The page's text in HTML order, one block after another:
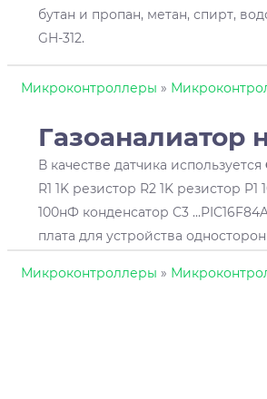
бутан и пропан, метан, спирт,
GH-312.
Микроконтроллеры »
Газоаналиатор
В качестве датчика используется
R1 1K резистор R2 1K резистор
100нФ конденсатор C3
плата для устройства
Микроконтроллеры »